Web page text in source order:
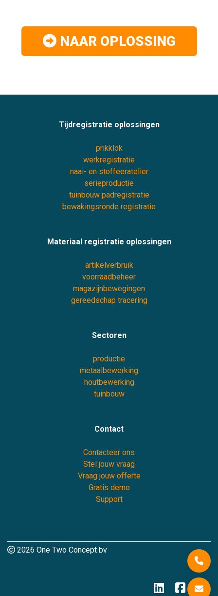
NAAR OPLOSSING
Tijdregistratie oplossingen
prikklok
werkregistratie
naai- en stoffeeratelier
serieproductie
tuinbouw padregistratie
bewakingsronde registratie
Materiaal registratie oplossingen
artikelverbruik
voorraadbeheer
magazijnbewegingen
gereedschap tracering
Sectoren
productie
metaalbewerking
houtbewerking
tuinbouw
Contact
Contacteer ons
Stel jouw vraag
Vraag jouw offerte
Gratis demo
Support
2026 One Two Concept bv